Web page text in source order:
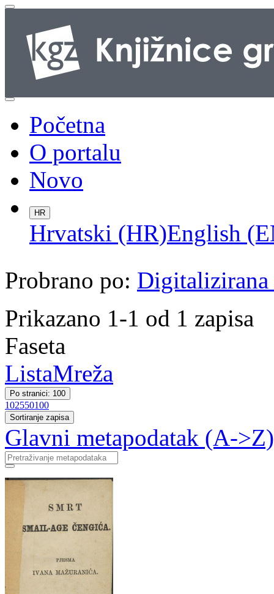
Početna
O portalu
Novo
HR
Hrvatski (HR)English
Probrano po: Digitalizirana
Prikazano 1-1 od 1 zapisa
Faseta
ListaMreža
Po stranici: 100
102550100
Sortiranje zapisa
Glavni metapodatak (A->Z)